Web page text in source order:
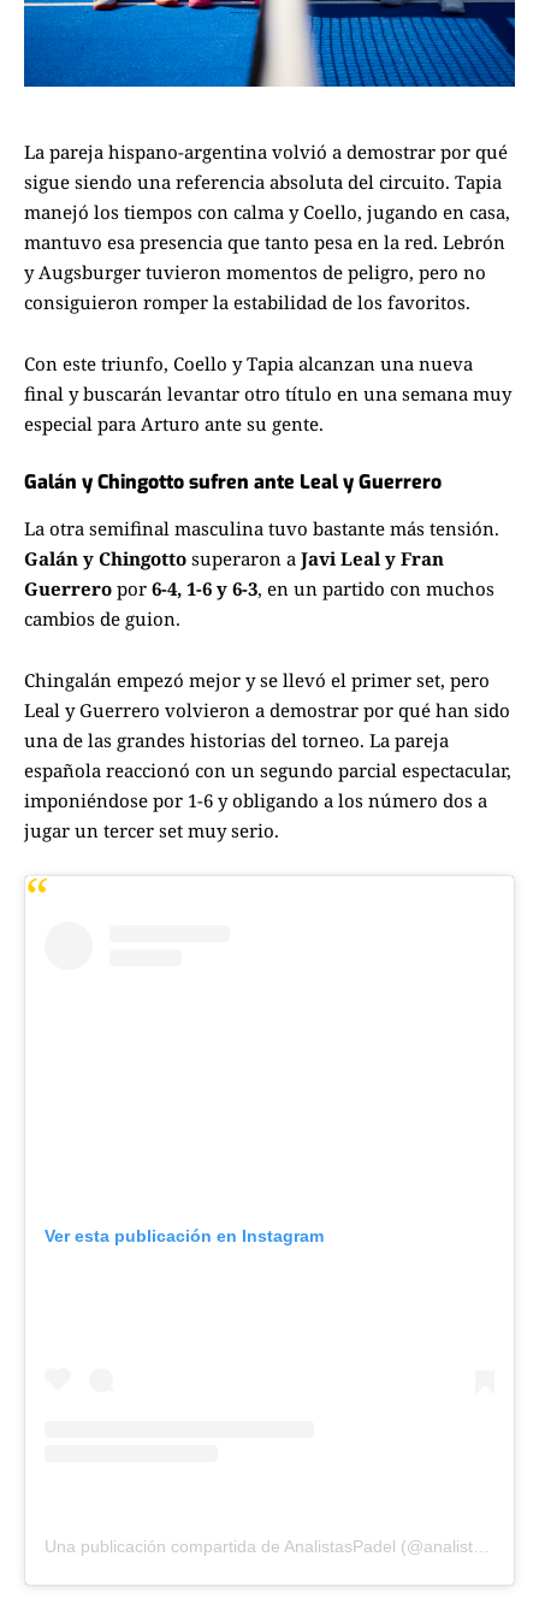
La pareja hispano-argentina volvió a demostrar por qué
sigue siendo una referencia absoluta del circuito. Tapia
manejó los tiempos con calma y Coello, jugando en casa,
mantuvo esa presencia que tanto pesa en la red. Lebrón
y Augsburger tuvieron momentos de peligro, pero no
consiguieron romper la estabilidad de los favoritos.
Con este triunfo, Coello y Tapia alcanzan una nueva
final y buscarán levantar otro título en una semana muy
especial para Arturo ante su gente.
Galán y Chingotto sufren ante Leal y Guerrero
La otra semifinal masculina tuvo bastante más tensión.
Galán y Chingotto superaron a Javi Leal y Fran
Guerrero por 6-4, 1-6 y 6-3, en un partido con muchos
cambios de guion.
Chingalán empezó mejor y se llevó el primer set, pero
Leal y Guerrero volvieron a demostrar por qué han sido
una de las grandes historias del torneo. La pareja
española reaccionó con un segundo parcial espectacular,
imponiéndose por 1-6 y obligando a los número dos a
jugar un tercer set muy serio.
Ver esta publicación en Instagram
Una publicación compartida de AnalistasPadel (@analistaspadel)